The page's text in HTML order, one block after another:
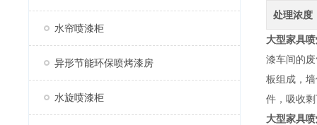
水帘喷漆柜
异形节能环保喷烤漆房
水旋喷漆柜
处理浓度
大型家具
漆车间的
板组成，
件，吸收
大型家具